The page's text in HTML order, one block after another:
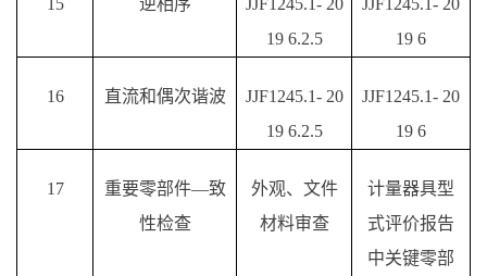
15 逆相序
JJF1245.1- 20
19 6.2.5
JJF1245.1- 20
19 6
16 直流和偶次谐波
JJF1245.1- 20
19 6.2.5
JJF1245.1- 20
19 6
17 重要零部件—致
性检查
外观、文件
材料审查
计量器具型
式评价报告
中关键零部